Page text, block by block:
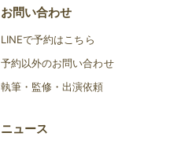
お問い合わせ
LINEで予約はこちら
予約以外のお問い合わせ
執筆・監修・出演依頼
ニュース